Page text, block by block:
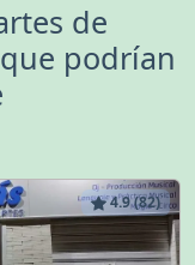
de
podrían
4.9 (82)